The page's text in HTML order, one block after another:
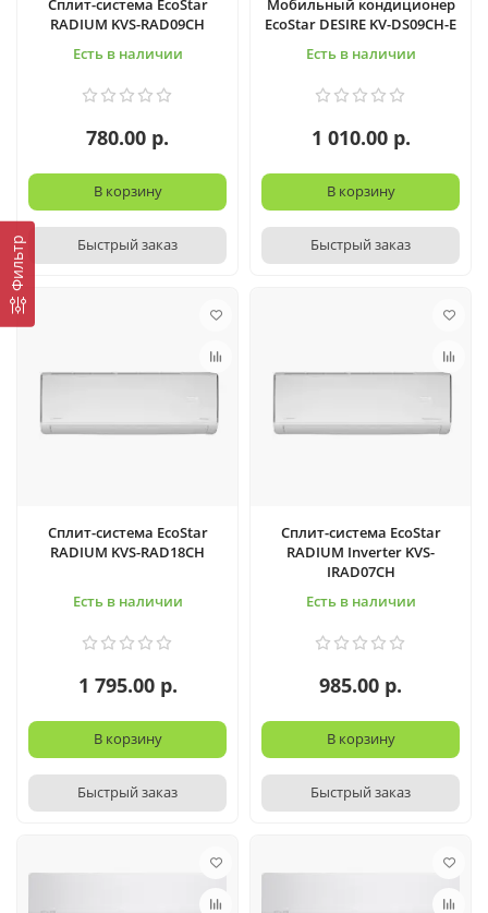
Фильтр
RADIUM KVS-RAD09CH
Есть в наличии
780.00 р.
В корзину
Быстрый заказ
EcoStar DESIRE KV-DS09CH-E
Есть в наличии
1 010.00 р.
В корзину
Быстрый заказ
Сплит-система EcoStar
RADIUM KVS-RAD18CH
Есть в наличии
1 795.00 р.
В корзину
Быстрый заказ
Сплит-система EcoStar
RADIUM Inverter KVS-
IRAD07CH
Есть в наличии
985.00 р.
В корзину
Быстрый заказ